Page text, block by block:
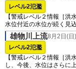
レベル2氾濫
【警戒レベル２情報［洪
水位付近の水位が続く見
雄物川上流8月2日(日
レベル2氾濫
【警戒レベル２情報［洪
し、今後、水位はさらに